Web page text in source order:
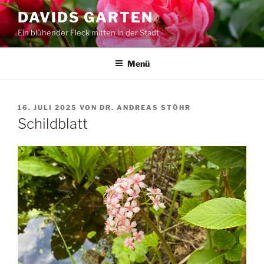
Zum
Inhalt
springen
DAVIDS GARTEN
Ein blühender Fleck mitten in der Stadt
Menü
VERÖFFENTLICHT
AM
16. JULI 2025 VON DR. ANDREAS STÖHR
Schildblatt